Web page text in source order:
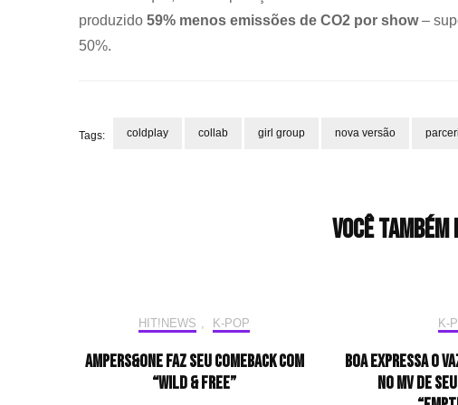
produzido 59% menos emissões de CO2 por show–
50%.
Tags: coldplay collab girl group nova versão
Você
HIT!NEWS , K-POP
AMPERS&ONE faz seu comeback com
“WILD & FREE”
K-
BoA expressa o
no MV de